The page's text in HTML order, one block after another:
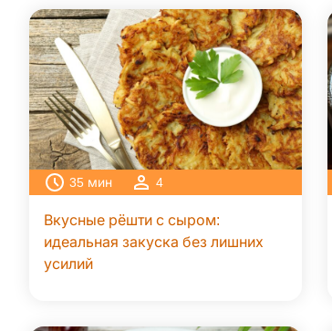
35 мин 4
Вкусные рёшти с сыром:
идеальная закуска без лишних
усилий